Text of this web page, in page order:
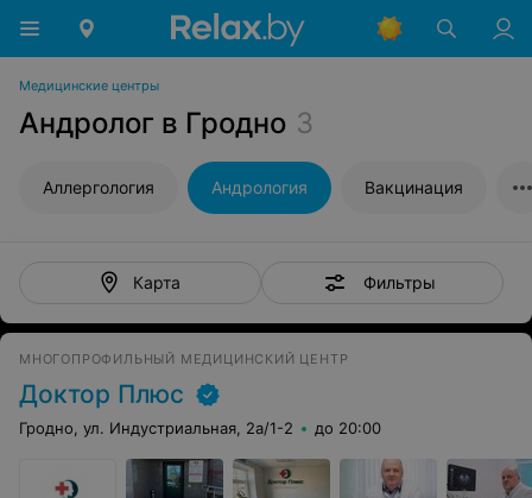
Медицинские центры
Андролог в Гродно 3
Аллергология Андрология Вакцинация
Карта Фильтры
МНОГОПРОФИЛЬНЫЙ МЕДИЦИНСКИЙ ЦЕНТР
Доктор Плюс
Гродно, ул. Индустриальная, 2а/1-2 до 20:00